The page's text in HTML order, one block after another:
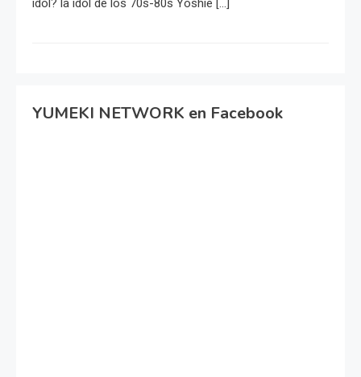
idol? la idol de los 70s-80s Yoshie […]
YUMEKI NETWORK en Facebook